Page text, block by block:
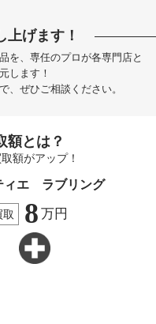
上げます！
を、専任のプロが各専門店と
します！
、ぜひご相談ください。
額とは？
額がアップ！
ィエ ラブリング
取 8 万円